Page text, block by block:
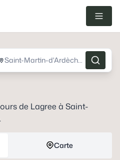
Saint-Martin-d'Ardèche, France
de Lagree à Saint-
.
Carte